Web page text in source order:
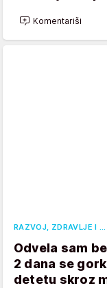
Komentariši
RAZVOJ, ZDRAVLJE I …
Odvela sam
2 dana se
detetu skroz